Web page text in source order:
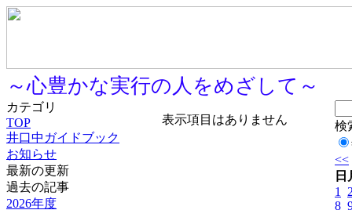
～心豊かな実行の人をめざして～
カテゴリ
TOP
井口中ガイドブック
お知らせ
最新の更新
過去の記事
2026年度
表示項目はありません
検
<<
日
1
8